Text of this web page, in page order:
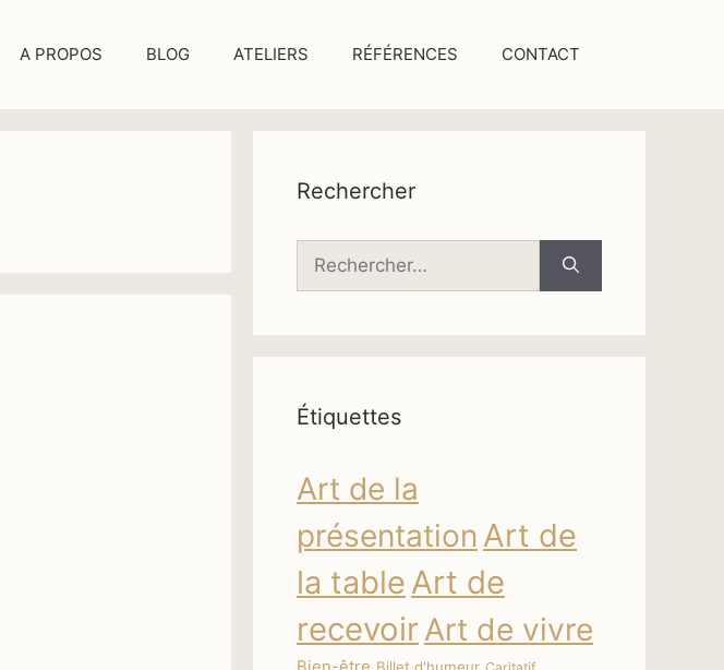
A PROPOS BLOG ATELIERS RÉFÉRENCES CONTACT
Rechercher
Rechercher :
Étiquettes
Art de la
présentation Art de
la table Art de
recevoirArt de vivre